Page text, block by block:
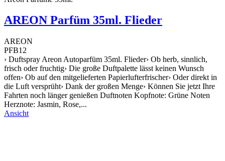
AREON Parfüm 35ml. Flieder
AREON
PFB12
› Duftspray Areon Autoparfüm 35ml. Flieder› Ob herb, sinnlich,
frisch oder fruchtig› Die große Duftpalette lässt keinen Wunsch
offen› Ob auf den mitgelieferten Papierlufterfrischer› Oder direkt in
die Luft versprüht› Dank der großen Menge› Können Sie jetzt Ihre
Fahrten noch länger genießen Duftnoten Kopfnote: Grüne Noten
Herznote: Jasmin, Rose,...
Ansicht